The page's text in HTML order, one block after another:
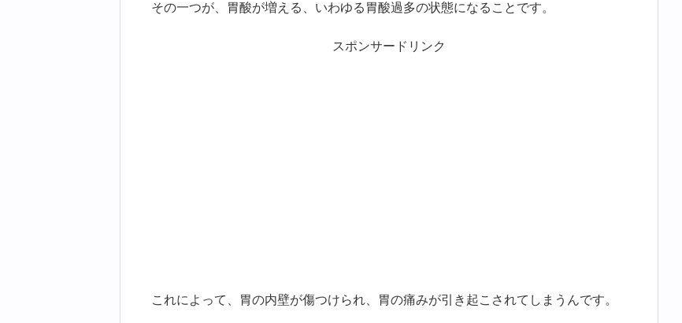
その一つが、胃酸が増える、いわゆる胃酸過多の状態になることです。
スポンサードリンク
これによって、胃の内壁が傷つけられ、胃の痛みが引き起こされてしまうんです。